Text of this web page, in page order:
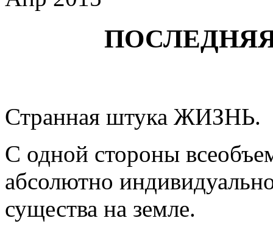
ПОСЛЕДНЯЯ
Странная штука ЖИЗНЬ.
С одной стороны
абсолютно
существа на земле.